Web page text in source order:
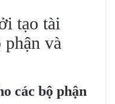
tạo tài
phận và
các bộ phận